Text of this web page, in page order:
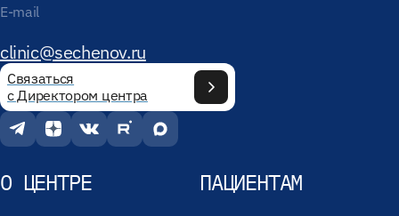
E-mail
clinic@sechenov.ru
Связаться
с Директором центра
О ЦЕНТРЕ ПАЦИЕНТАМ